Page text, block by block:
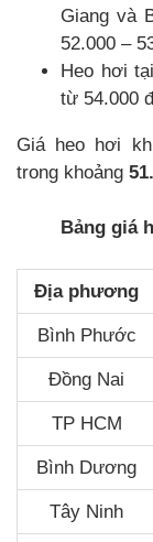
Giang và
52.000 –
Heo hơi
từ 54.000
Giá heo hơi
trong khoảng
Bảng giá
Địa phương
Bình Phước
Đồng Nai
TP HCM
Bình Dương
Tây Ninh